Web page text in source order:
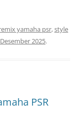
yamaha psr,style
2025.
PSR